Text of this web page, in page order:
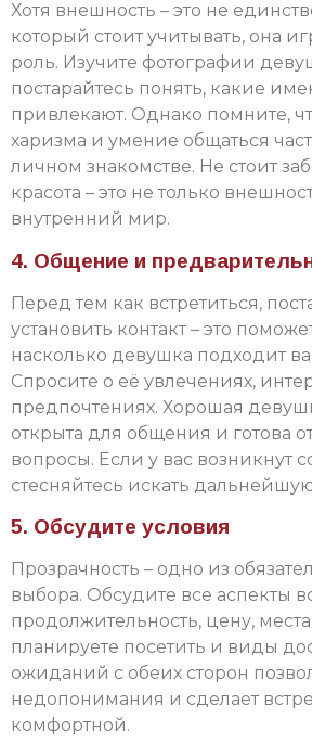
Хотя внешность – это не
который стоит учитывать, она
роль. Изучите фотографии
постарайтесь понять, какие
привлекают. Однако помните,
харизма и умение общаться
личном знакомстве. Не стоит
красота – это не только
внутренний мир.
4. Общение и
Перед тем как встретиться,
установить контакт – это
насколько девушка подходит
Спросите о её увлечениях,
предпочтениях. Хорошая
открыта для общения и готова
вопросы. Если у вас возникнут
стесняйтесь искать
5. Обсудите условия
Прозрачность – одно из
выбора. Обсудите все аспекты
продолжительность, цену,
планируете посетить и виды
ожиданий с обеих сторон
недопонимания и сделает
комфортной.